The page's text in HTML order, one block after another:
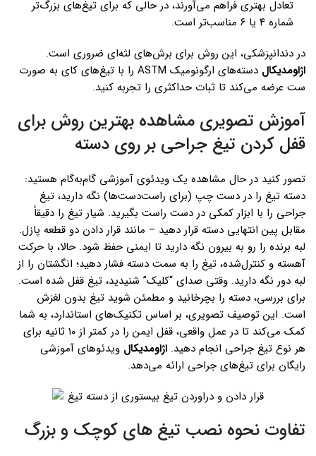
تعادل بهتری فراهم می‌آورند، در حالی که برای تیغ‌های بزرگ‌تر
شماره ۴ یا ۶ مناسب‌تر است.
در دندانپزشکی، این روش برای برش‌های لثه‌ای ضروری است.
اژاومدیکال
دسته‌های ارگونومیک ASTM را با تیغ‌های کای به صورت
ست عرضه می‌کند تا ثبات حداکثری را تجربه کنید.
آموزش تصویری مشاهده بهترین روش برای
قفل کردن تیغ جراحی بر روی دسته
تصور کنید در حال مشاهده یک ویدئوی آموزشی گام‌به‌گام هستید:
دسته تیغ را در دست چپ (برای راست‌دست‌ها) نگه دارید، تیغ
جراحی را با ابزار کمکی در دست راست بگیرید. شیار تیغ را دقیقاً
مقابل پین انتهایی دسته قرار دهید – مانند قرار دادن دو قطعه پازل.
لبه برنده را رو به بیرون نگه دارید تا ایمنی حفظ شود. حالا، با حرکت
آهسته و کنترل‌شده، تیغ را به سمت دسته فشار دهید؛ انگشتان را از
لبه دور نگه دارید. وقتی صدای “کلیک” شنیدید، تیغ قفل شده است.
برای بررسی، دسته را بچرخانید و مطمئن شوید تیغ بدون لغزش
است. این توصیف تصویری، بر اساس تکنیک‌های استاندارد، به شما
کمک می‌کند تا در عمل واقعی، قفل ایمن را در کمتر از ۱۰ ثانیه برای
هر نوع تیغ جراحی انجام دهید. اژاومدیکال ویدئوهای آموزشی
رایگان برای تیغ‌های جراحی ارائه می‌دهد.
تفاوت نحوه نصب تیغ های کوچک و بزرگ